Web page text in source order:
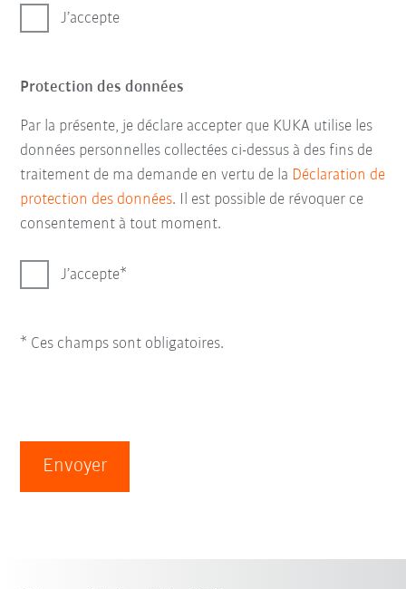
J’accepte
Protection des données
Par la présente, je déclare accepter que KUKA utilise les
données personnelles collectées ci-dessus à des fins de
traitement de ma demande en vertu de la Déclaration de
protection des données. Il est possible de révoquer ce
consentement à tout moment.
J’accepte
* Ces champs sont obligatoires.
Envoyer